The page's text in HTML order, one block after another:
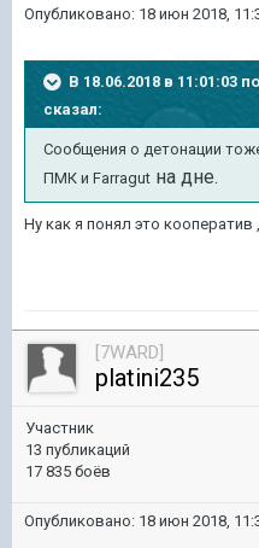
Опубликовано: 18 июн 2018,
В 18.06.2018 в 11:01:03
сказал:
Сообщения о детонации
ПМК и Farragut на дне.
Ну как я понял это
[7WARD]
platini235
Участник
13 публикаций
17 835 боёв
Опубликовано: 18 июн 2018,